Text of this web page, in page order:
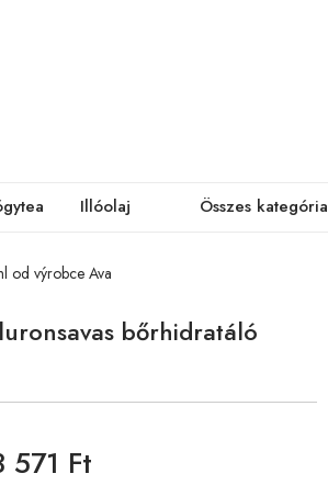
Illóolaj Összes kategória
od výrobce Ava
bőrhidratáló
571 Ft